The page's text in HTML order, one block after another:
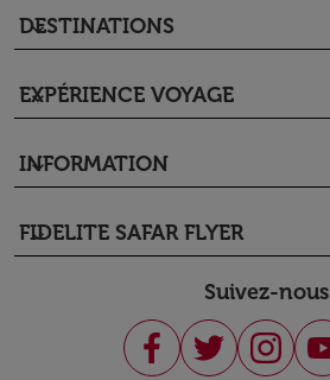
DESTINATIONS
keyboard_arrow_down
EXPÉRIENCE VOYAGE
keyboard_arrow_down
INFORMATION
keyboard_arrow_down
FIDELITE SAFAR FLYER
keyboard_arrow_down
Suivez-nous